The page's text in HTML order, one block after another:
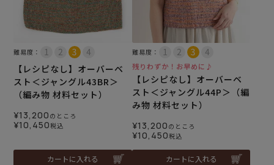
難易度：
【レシピなし】オーバーベ
スト＜ジャングル43BR＞
（編み物 材料セット）
¥13,200 のところ
¥10,450税込
カートに入れる
難易度：
残りわずか！お早めに♪
【レシピなし】オーバーベ
スト＜ジャングル44P＞（編
み物 材料セット）
¥13,200 のところ
¥10,450税込
カートに入れる